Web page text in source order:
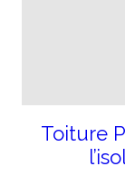
Toiture